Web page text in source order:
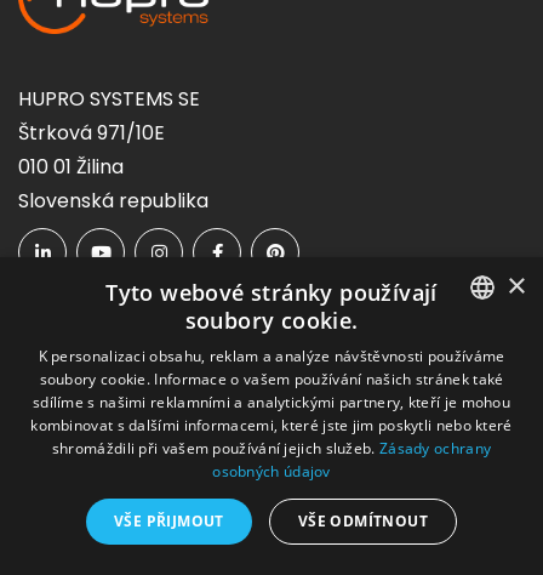
HUPRO SYSTEMS SE
Štrková 971/10E
010 01 Žilina
Slovenská republika
Navigace
Kontakt
Nabídka hal
SLOVAK
×
Tyto webové stránky používají
soubory cookie.
K personalizaci obsahu, reklam a analýze návštěvnosti používáme
soubory cookie. Informace o vašem používání našich stránek také
sdílíme s našimi reklamními a analytickými partnery, kteří je mohou
kombinovat s dalšími informacemi, které jste jim poskytli nebo které
shromáždili při vašem používání jejich služeb. Zásady ochrany
osobných údajov
VŠE PŘIJMOUT VŠE ODMÍTNOUT